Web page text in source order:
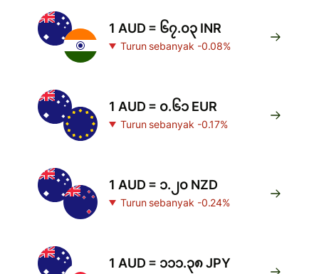
1 AUD = ၆၇.၀၃ INR
Turun sebanyak -0.08%
1 AUD = ၀.၆၁ EUR
Turun sebanyak -0.17%
1 AUD = ၁.၂၀ NZD
Turun sebanyak -0.24%
1 AUD = ၁၁၁.၃၈ JPY